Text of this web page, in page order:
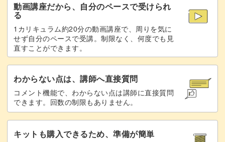
動画講座だから、自分のペースで受けられ
る
1カリキュラム約20分の動画講座で、周りを気に
せず自分のペースで受講。制限なく、何度でも見
直すことができます。
わからない点は、講師へ直接質問
コメント機能で、わからない点は講師に直接質問
できます。回数の制限もありません。
キットも購入できるため、準備が簡単